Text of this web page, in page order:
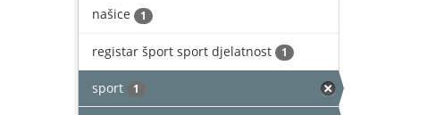
našice 1
registar šport sport djelatnost 1
sport 1